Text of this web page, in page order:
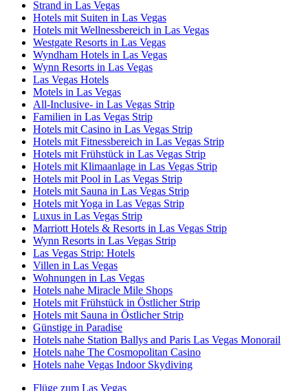
Strand in Las Vegas
Hotels mit Suiten in Las Vegas
Hotels mit Wellnessbereich in Las Vegas
Westgate Resorts in Las Vegas
Wyndham Hotels in Las Vegas
Wynn Resorts in Las Vegas
Las Vegas Hotels
Motels in Las Vegas
All-Inclusive- in Las Vegas Strip
Familien in Las Vegas Strip
Hotels mit Casino in Las Vegas Strip
Hotels mit Fitnessbereich in Las Vegas Strip
Hotels mit Frühstück in Las Vegas Strip
Hotels mit Klimaanlage in Las Vegas Strip
Hotels mit Pool in Las Vegas Strip
Hotels mit Sauna in Las Vegas Strip
Hotels mit Yoga in Las Vegas Strip
Luxus in Las Vegas Strip
Marriott Hotels & Resorts in Las Vegas Strip
Wynn Resorts in Las Vegas Strip
Las Vegas Strip: Hotels
Villen in Las Vegas
Wohnungen in Las Vegas
Hotels nahe Miracle Mile Shops
Hotels mit Frühstück in Östlicher Strip
Hotels mit Sauna in Östlicher Strip
Günstige in Paradise
Hotels nahe Station Ballys and Paris Las Vegas Monorail
Hotels nahe The Cosmopolitan Casino
Hotels nahe Vegas Indoor Skydiving
Flüge zum Las Vegas